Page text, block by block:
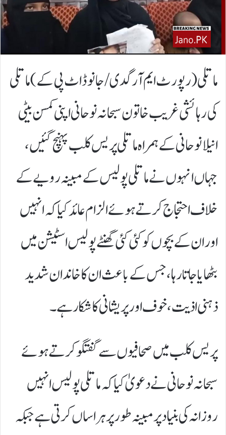
ماتلی (رپورٹ ایم آر گدی /جانو ڈاٹ پی کے)ماتلی
کی رہائشی غریب خاتون سبحانہ نوحانی اپنی کمسن بیٹی
انیلا نوحانی کے ہمراہ ماتلی پریس کلب پہنچ گئیں،
جہاں انہوں نے ماتلی پولیس کے مبینہ رویے کے
خلاف احتجاج کرتے ہوئے الزام عائد کیا کہ انہیں
اور ان کے بچوں کو کئی کئی گھنٹے پولیس اسٹیشن میں
بٹھایا جاتا رہا،جس کے باعث ان کا خاندان شدید
ذہنی اذیت،خوف اور پریشانی کا شکار ہے۔
پریس کلب میں صحافیوں سے گفتگو کرتے ہوئے
سبحانہ نوحانی نے دعویٰ کیا کہ ماتلی پولیس انہیں
روزانہ کی بنیاد پر مبینہ طور پر ہراساں کرتی ہے جبکہ